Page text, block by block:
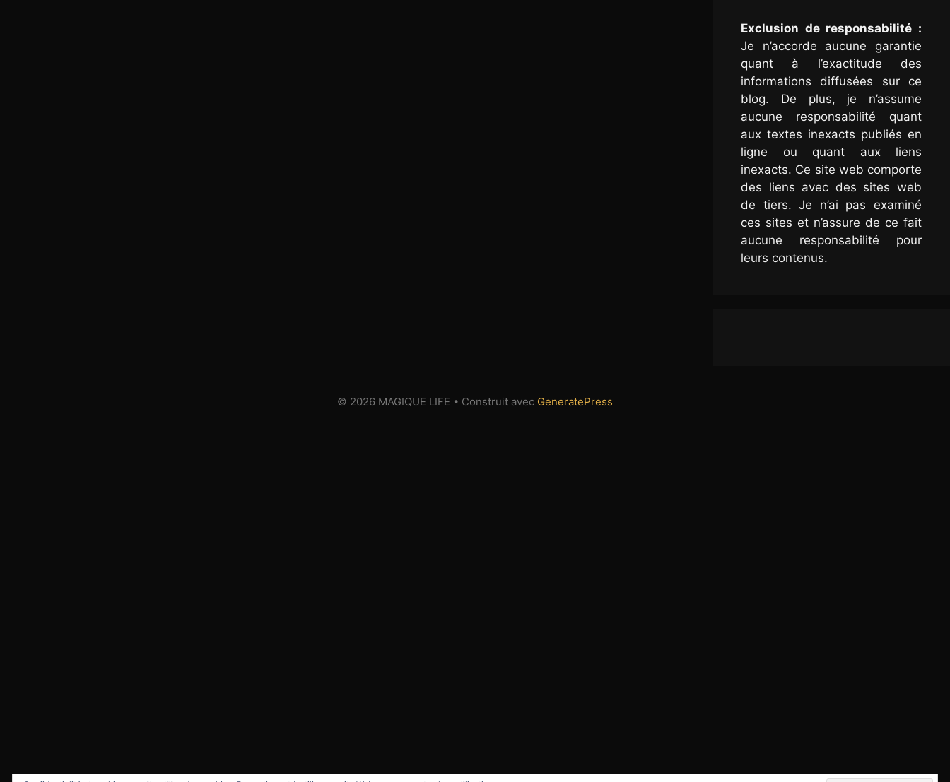
Exclusion de responsabilité :
Je n’accorde aucune garantie
quant à l’exactitude des
informations diffusées sur ce
blog. De plus, je n’assume
aucune responsabilité quant
aux textes inexacts publiés en
ligne ou quant aux liens
inexacts. Ce site web comporte
des liens avec des sites web
de tiers. Je n’ai pas examiné
ces sites et n’assure de ce fait
aucune responsabilité pour
leurs contenus.
© 2026 MAGIQUE LIFE • Construit avec GeneratePress